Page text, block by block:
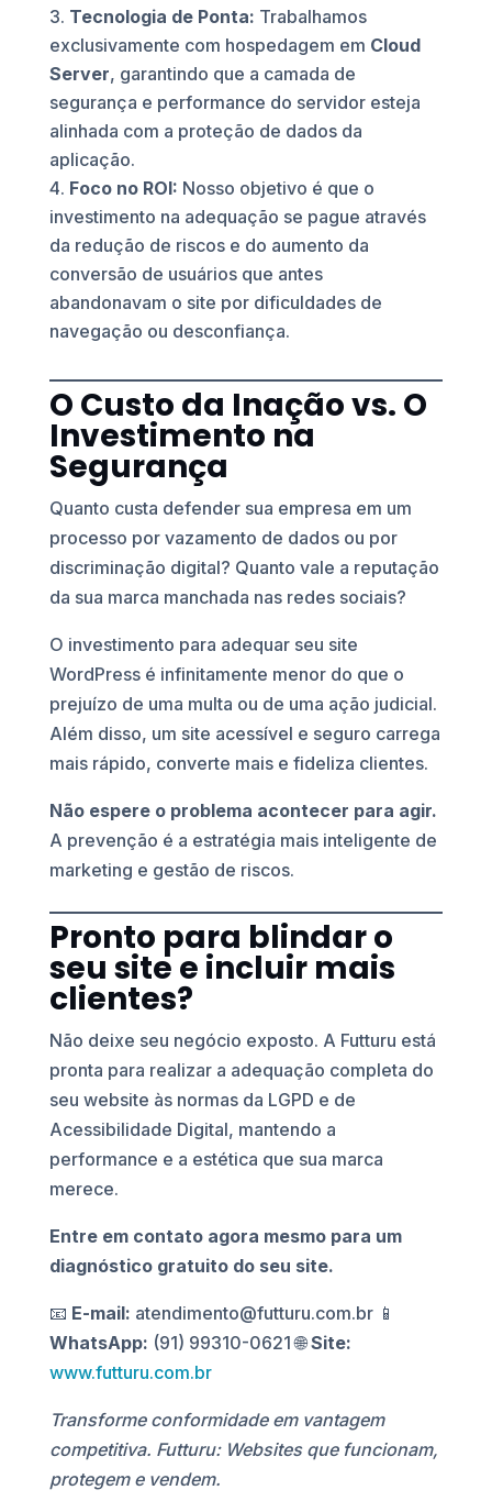
Tecnologia de Ponta: Trabalhamos
exclusivamente com hospedagem em Cloud
Server, garantindo que a camada de
segurança e performance do servidor esteja
alinhada com a proteção de dados da
aplicação.
Foco no ROI: Nosso objetivo é que o
investimento na adequação se pague através
da redução de riscos e do aumento da
conversão de usuários que antes
abandonavam o site por dificuldades de
navegação ou desconfiança.
O Custo da Inação vs. O
Investimento na
Segurança
Quanto custa defender sua empresa em um
processo por vazamento de dados ou por
discriminação digital? Quanto vale a reputação
da sua marca manchada nas redes sociais?
O investimento para adequar seu site
WordPress é infinitamente menor do que o
prejuízo de uma multa ou de uma ação judicial.
Além disso, um site acessível e seguro carrega
mais rápido, converte mais e fideliza clientes.
Não espere o problema acontecer para agir.
A prevenção é a estratégia mais inteligente de
marketing e gestão de riscos.
Pronto para blindar o
seu site e incluir mais
clientes?
Não deixe seu negócio exposto. A Futturu está
pronta para realizar a adequação completa do
seu website às normas da LGPD e de
Acessibilidade Digital, mantendo a
performance e a estética que sua marca
merece.
Entre em contato agora mesmo para um
diagnóstico gratuito do seu site.
📧 E-mail: atendimento@futturu.com.br 📱
WhatsApp: (91) 99310-0621 🌐Site:
www.futturu.com.br
Transforme conformidade em vantagem
competitiva. Futturu: Websites que funcionam,
protegem e vendem.